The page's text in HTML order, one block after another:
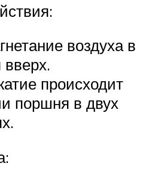
воздуха в
происходит
поршня в двух